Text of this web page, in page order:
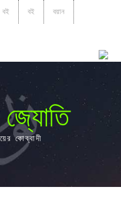
বই বই বয়ান
কোব্বাদী